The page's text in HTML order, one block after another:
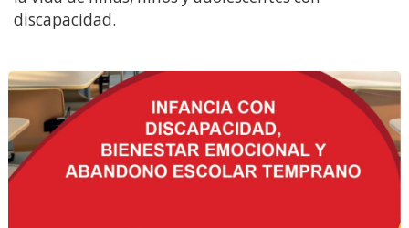
discapacidad.